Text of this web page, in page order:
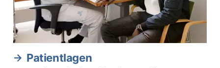
Patientlagen